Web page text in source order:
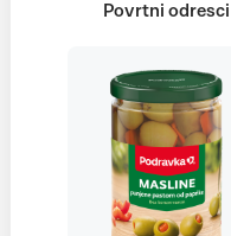
Povrtni odresci